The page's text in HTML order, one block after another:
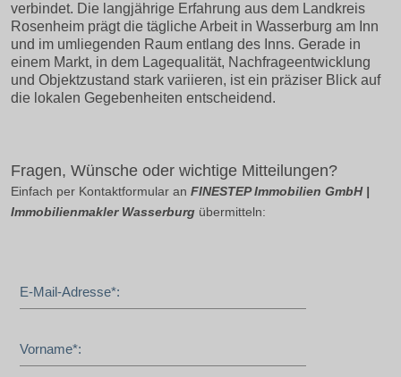
verbindet. Die langjährige Erfahrung aus dem Landkreis
Rosenheim prägt die tägliche Arbeit in Wasserburg am Inn
und im umliegenden Raum entlang des Inns. Gerade in
einem Markt, in dem Lagequalität, Nachfrageentwicklung
und Objektzustand stark variieren, ist ein präziser Blick auf
die lokalen Gegebenheiten entscheidend.
Fragen, Wünsche oder wichtige Mitteilungen?
Einfach per Kontaktformular an FINESTEP Immobilien GmbH |
Immobilienmakler Wasserburg übermitteln:
E-Mail-Adresse*:
Vorname*: